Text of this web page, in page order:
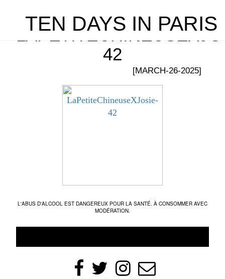
TEN DAYS IN PARIS
42
[MARCH-26-2025]
L'ABUS D'ALCOOL EST DANGEREUX POUR LA SANTÉ. À CONSOMMER AVEC
MODÉRATION.